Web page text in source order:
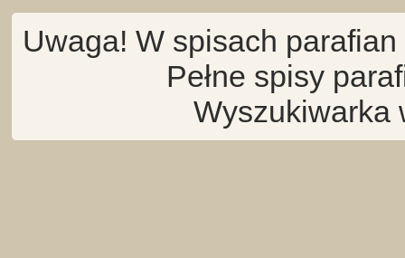
Uwaga! W spisach
Pełne spisy
Wyszukiwarka